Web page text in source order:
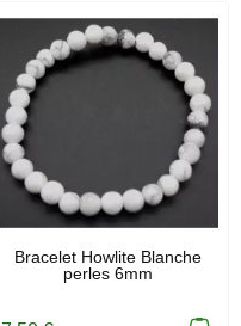
EN STOCK
Bracelet Howlite Blanche
perles 6mm